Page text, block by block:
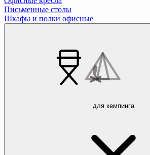
Письменные столы
Шкафы и полки офисные
для кемпинга